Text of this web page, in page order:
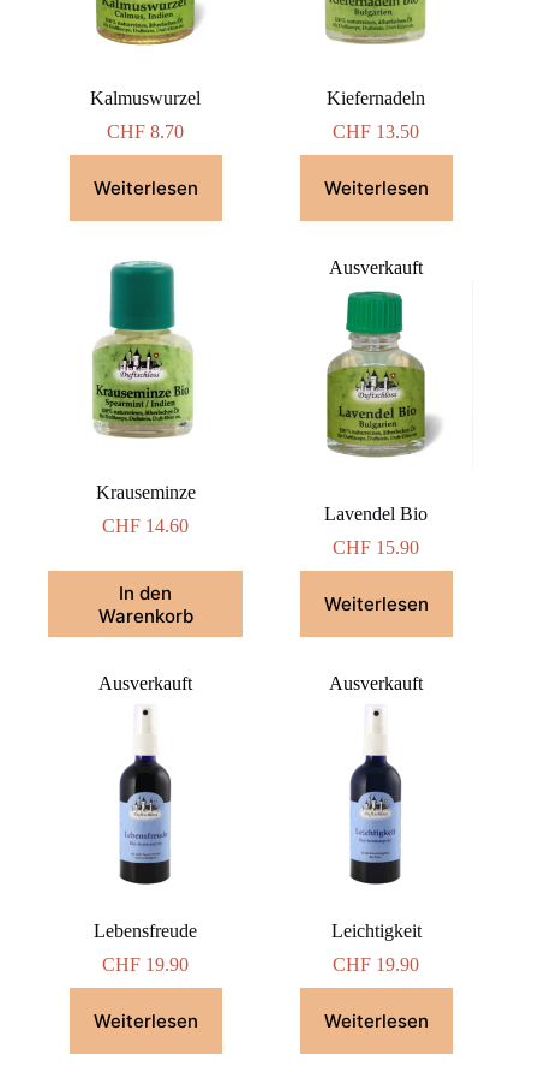
Kalmuswurzel
CHF 8.70
Weiterlesen
Kiefernadeln
CHF 13.50
Weiterlesen
Krauseminze
CHF 14.60
In den
Warenkorb
Ausverkauft
Lavendel Bio
CHF 15.90
Weiterlesen
Ausverkauft
Lebensfreude
CHF 19.90
Weiterlesen
Ausverkauft
Leichtigkeit
CHF 19.90
Weiterlesen